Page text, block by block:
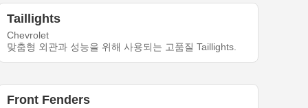
Taillights
Chevrolet
맞춤형 외관과 성능을 위해 사용되는 고품질 Taillights.
Front Fenders